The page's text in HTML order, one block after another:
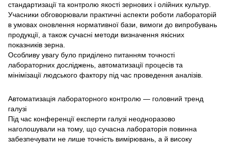
стандартизації та контролю якості зернових і олійних культур.
Учасники обговорювали практичні аспекти роботи лабораторій
в умовах оновлення нормативної бази, вимоги до випробувань
продукції, а також сучасні методи визначення якісних
показників зерна.
Особливу увагу було приділено питанням точності
лабораторних досліджень, автоматизації процесів та
мінімізації людського фактору під час проведення аналізів.
Автоматизація лабораторного контролю — головний тренд
галузі
Під час конференції експерти галузі неодноразово
наголошували на тому, що сучасна лабораторія повинна
забезпечувати не лише точність вимірювань, а й високу